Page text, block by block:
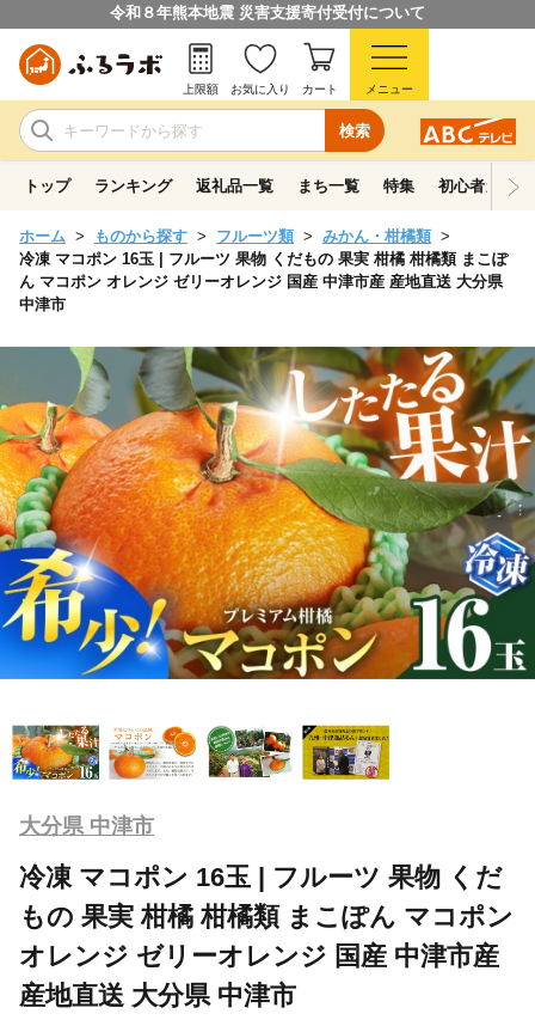
令和８年熊本地震 災害支援寄付受付について
検索
上限額 お気に入り カート メニュー
トップ ランキング 返礼品一覧 まち一覧 特集 初心者ガイド
ホーム ものから探す フルーツ類
みかん・柑橘類
冷凍 マコポン 16玉 | フルーツ 果物 くだもの 果実 柑橘 柑橘類 まこぽ
ん マコポン オレンジ ゼリーオレンジ 国産 中津市産 産地直送 大分県
中津市
大分県 中津市
冷凍 マコポン 16玉 | フルーツ 果物 くだ
もの 果実 柑橘 柑橘類 まこぽん マコポン
オレンジ ゼリーオレンジ 国産 中津市産
産地直送 大分県 中津市